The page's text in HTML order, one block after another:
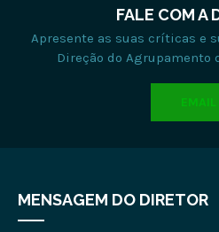
FALE COM A
Apresente as suas críticas e
Direção do Agrupamento
EMAIL
MENSAGEM DO DIRETOR